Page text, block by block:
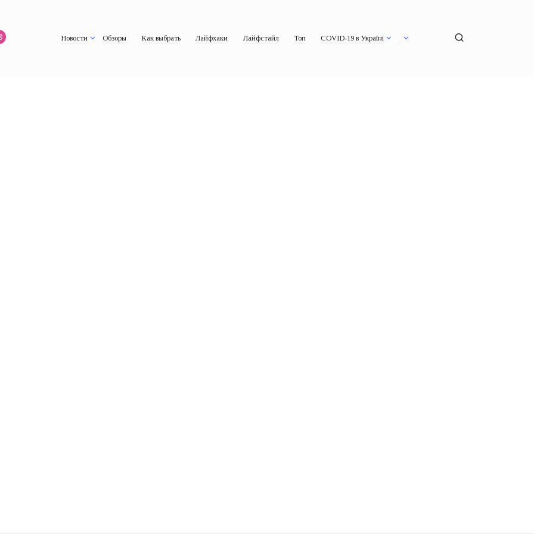
Новости Обзоры Как выбрать Лайфхаки Лайфстайл Топ COVID-19 в Україні